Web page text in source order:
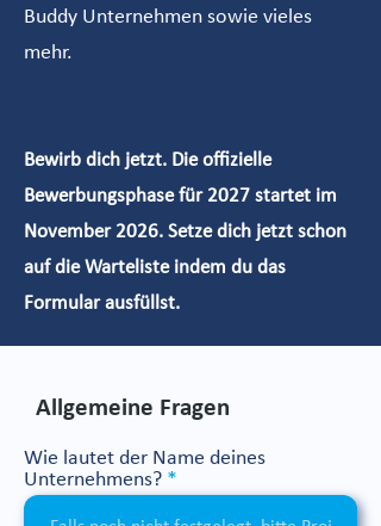
Buddy Unternehmen sowie vieles
mehr.
Bewirb dich jetzt. Die offizielle
Bewerbungsphase für 2027 startet im
November 2026. Setze dich jetzt schon
auf die Warteliste indem du das
Formular ausfüllst.
Allgemeine Fragen
Wie lautet der Name deines
Unternehmens?